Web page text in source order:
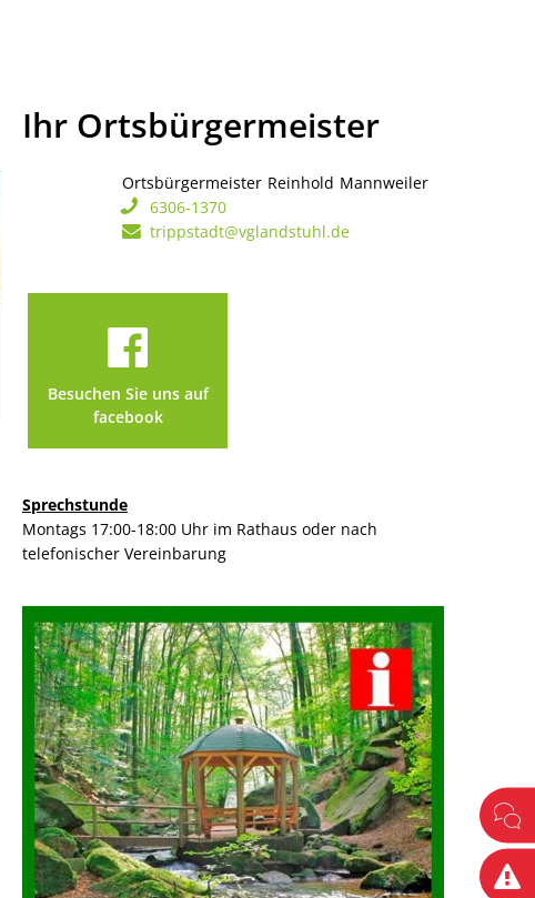
Ihr Ortsbürgermeister
Ortsbürgermeister Reinhold Mannweiler
6306-1370
trippstadt@vglandstuhl.de
Besuchen Sie uns auf
facebook
Sprechstunde
Montags 17:00-18:00 Uhr im Rathaus oder nach
telefonischer Vereinbarung